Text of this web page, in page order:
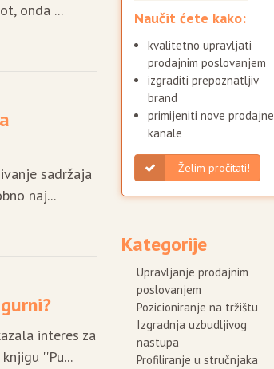
onda ...
sadržaja
naj...
interes za
''Pu...
Naučit ćete kako:
kvalitetno upravljati
prodajnim poslovanjem
izgraditi prepoznatljiv
brand
primijeniti nove prodajne
kanale
Želim pročitati!
Kategorije
Upravljanje prodajnim
poslovanjem
Pozicioniranje na tržištu
Izgradnja uzbudljivog
nastupa
Profiliranje u stručnjaka